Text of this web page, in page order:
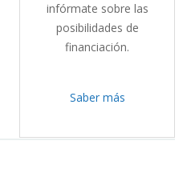
infórmate sobre las
posibilidades de
financiación.
Saber más